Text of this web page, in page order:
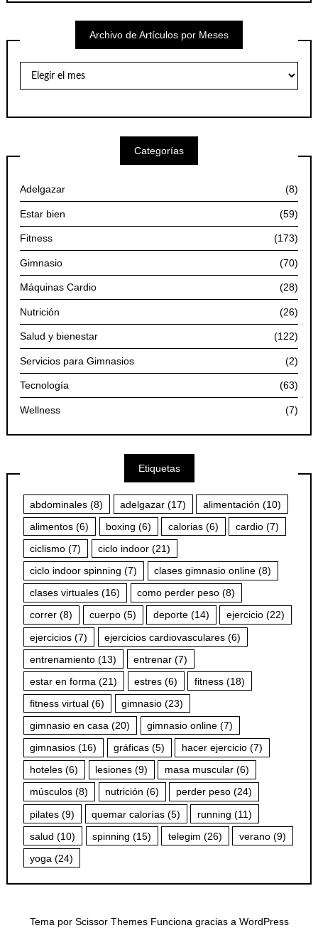
Archivo de Artículos por Meses
Artículos
Categorías
Adelgazar (8)
Estar bien (59)
Fitness (173)
Gimnasio (70)
Máquinas Cardio (28)
Nutrición (26)
Salud y bienestar (122)
Servicios para Gimnasios (2)
Tecnología (63)
Wellness (7)
Etiquetas
abdominales (8) adelgazar (17) alimentación (10)
alimentos (6) boxing (6) calorias (6) cardio (7)
ciclismo (7) ciclo indoor (21)
ciclo indoor spinning (7) clases gimnasio online (8)
clases virtuales (16) como perder peso (8)
correr (8) cuerpo (5) deporte (14) ejercicio (22)
ejercicios (7) ejercicios cardiovasculares (6)
entrenamiento (13) entrenar (7)
estar en forma (21) estres (6) fitness (18)
fitness virtual (6) gimnasio (23)
gimnasio en casa (20) gimnasio online (7)
gimnasios (16) gráficas (5) hacer ejercicio (7)
hoteles (6) lesiones (9) masa muscular (6)
músculos (8) nutrición (6) perder peso (24)
pilates (9) quemar calorías (5) running (11)
salud (10) spinning (15) telegim (26) verano (9)
yoga (24)
Tema por Scissor ThemesFunciona gracias a WordPress